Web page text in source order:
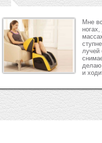
Мне
лучей
делаю
и